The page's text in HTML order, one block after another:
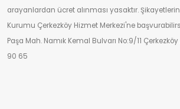
arayanlardan ücret alınması yasaktır.
Kurumu Çerkezköy Hizmet Merkezi'ne
Paşa Mah. Namık Kemal Bulvarı No:9/11 Çerkezköy
90 65